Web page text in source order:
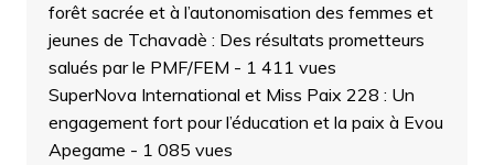
forêt sacrée et à l’autonomisation des femmes et
jeunes de Tchavadè : Des résultats prometteurs
salués par le PMF/FEM - 1 411 vues
SuperNova International et Miss Paix 228 : Un
engagement fort pour l’éducation et la paix à Evou
Apegame - 1 085 vues